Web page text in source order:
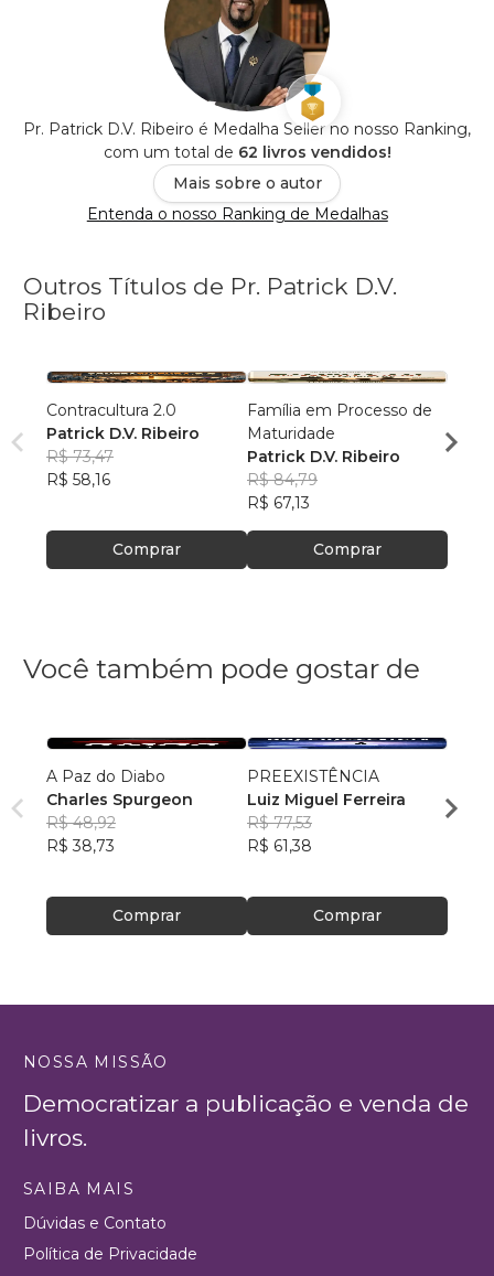
Pr. Patrick D.V. Ribeiro é Medalha Seller no nosso Ranking,
com um total de 62 livros vendidos!
Mais sobre o autor
Entenda o nosso Ranking de Medalhas
Outros Títulos de Pr. Patrick D.V.
Ribeiro
Contracultura 2.0
Patrick D.V. Ribeiro
R$ 73,47
R$ 58,16
Comprar
Família em Processo de
Maturidade
Patrick D.V. Ribeiro
R$ 84,79
R$ 67,13
Comprar
Pr.
R$
Você também pode gostar de
A Paz do Diabo
Charles Spurgeon
R$ 48,92
R$ 38,73
Comprar
PREEXISTÊNCIA
Luiz Miguel Ferreira
R$ 77,53
R$ 61,38
Comprar
seu
NOSSA MISSÃO
Democratizar a publicação e venda de
livros.
SAIBA MAIS
Dúvidas e Contato
Política de Privacidade